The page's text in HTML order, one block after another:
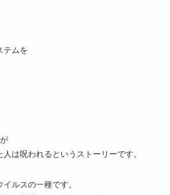
テムを
は呪われるというストーリーです。
ルスの一種です。